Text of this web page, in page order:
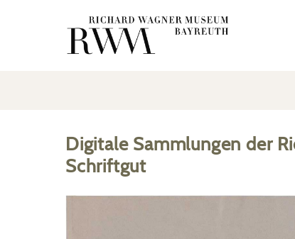
Digitale Sammlungen der
Schriftgut